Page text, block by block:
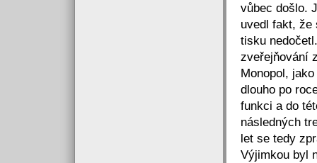
vůbec došlo.
uvedl fakt, že
tisku
zveřejňování
Monopol,
dlouho po
funkci a do
následných
let se tedy
Výjimkou byl